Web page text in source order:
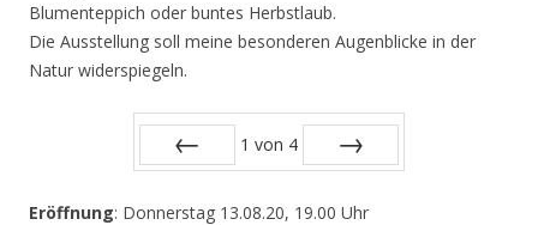
Blumenteppich oder buntes Herbstlaub.
Die Ausstellung soll meine besonderen Augenblicke in der
Natur widerspiegeln.
1 von 4
Eröffnung: Donnerstag 13.08.20, 19.00 Uhr